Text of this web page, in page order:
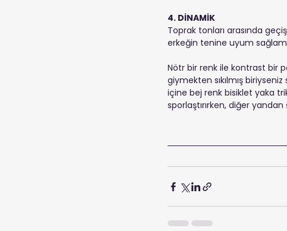
4. DİNAMİK
Toprak tonları arasında
erkeğin tenine uyum
Nötr bir renk ile kontrast bir
giymekten sıkılmış
içine bej renk bisiklet yaka
sporlaştırırken, diğer